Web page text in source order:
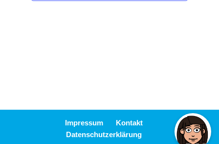
Impressum
Kontakt
Datenschutzerklärung